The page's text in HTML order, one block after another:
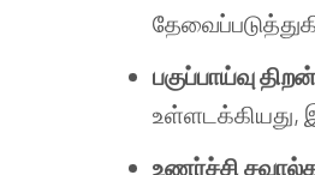
பகுப்பாய்வு
உள்ளடக்கியது,
உணர்ச்சி